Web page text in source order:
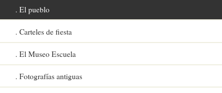
El pueblo
Carteles de fiesta
El Museo Escuela
Fotografías antiguas